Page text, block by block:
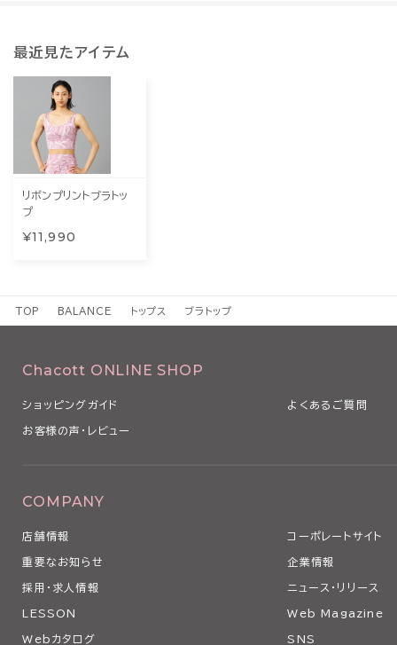
最近見たアイテム
リボンプリントブラトッ
プ
¥11,990
TOP BALANCE トップス ブラトップ
Chacott ONLINE SHOP
ショッピングガイド よくあるご質問
お客様の声・レビュー
COMPANY
店舗情報 コーポレートサイト
重要なお知らせ 企業情報
採用・求人情報 ニュース・リリース
LESSON Web Magazine
Webカタログ SNS